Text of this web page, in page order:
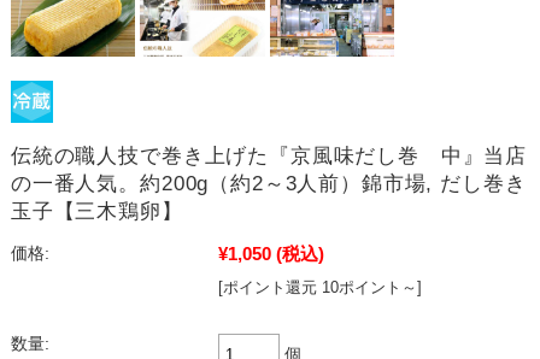
伝統の職人技で巻き上げた『京風味だし巻 中』当店
の一番人気。約200g（約2～3人前）錦市場, だし巻き
玉子【三木鶏卵】
価格: ¥1,050 (税込)
[ポイント還元 10ポイント～]
数量:
個